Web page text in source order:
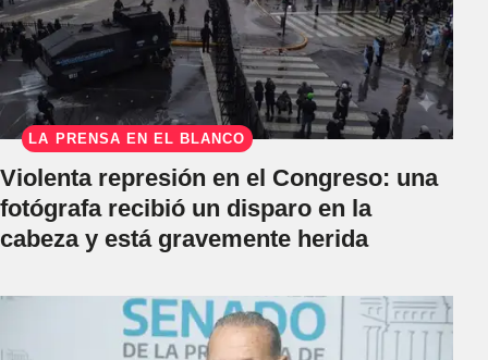
LA PRENSA EN EL BLANCO
Violenta represión en el Congreso: una
fotógrafa recibió un disparo en la
cabeza y está gravemente herida